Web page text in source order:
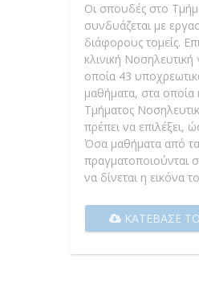
Οι σπουδές στο
συνδυάζεται με
διάφορους τομείς.
κλινική
οποία 43
μαθήματα, στα οποία
Τμήματος
πρέπει να επιλέξει,
Όσα μαθήματα από τα
πραγματοποιούνται
να δίνεται η εικόνα
ΚΑΤΈΒΑΣΕ